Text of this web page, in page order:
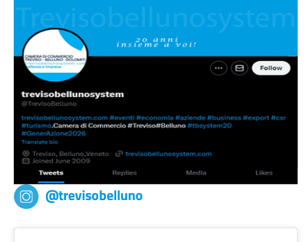
@trevisobelluno